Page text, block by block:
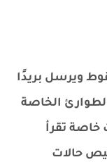
ويرسل بريدًا
الخاصة
خاصة تقرأ
حالات